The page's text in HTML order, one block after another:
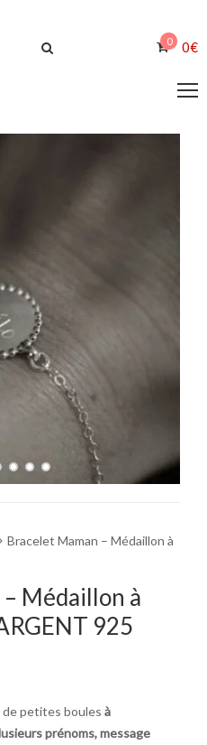
0 0€
Bracelet Maman – Médaillon à
Médaillon à
925
de petites boules à
prénoms, message